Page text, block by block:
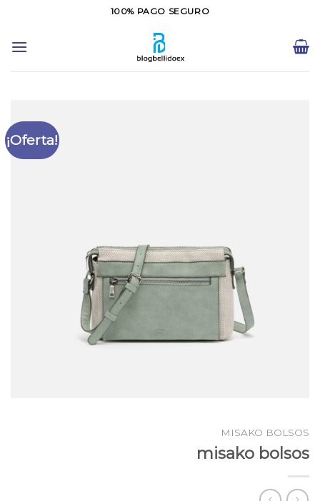
contenido
100% PAGO SEGURO
¡Oferta!
MISAKO BOLSOS
misako bolsos